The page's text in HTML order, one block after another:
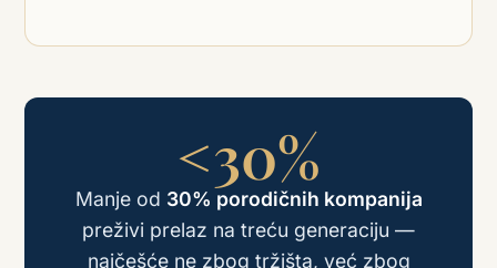
<30%
Manje od 30% porodičnih kompanija
preživi prelaz na treću generaciju —
najčešće ne zbog tržišta, već zbog